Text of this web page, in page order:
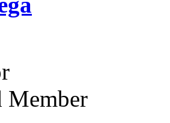
Member